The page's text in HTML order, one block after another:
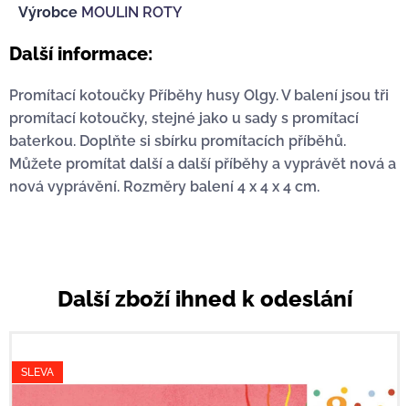
Výrobce MOULIN ROTY
Další informace:
Promítací kotoučky Příběhy husy Olgy. V balení jsou tři
promítací kotoučky, stejné jako u sady s promítací
baterkou. Doplňte si sbírku promítacích příběhů.
Můžete promítat další a další příběhy a vyprávět nová a
nová vyprávění. Rozměry balení 4 x 4 x 4 cm.
Další zboží ihned k odeslání
SLEVA